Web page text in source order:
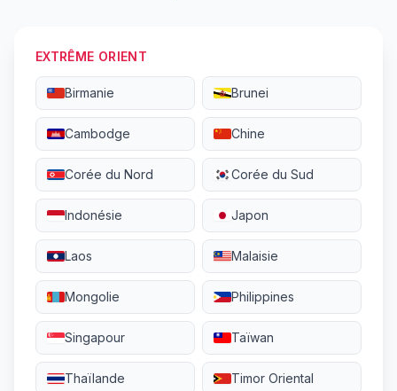
EXTRÊME ORIENT
Birmanie Brunei
Cambodge Chine
Corée du Nord Corée du Sud
Indonésie Japon
Laos Malaisie
Mongolie Philippines
Singapour Taïwan
Thaïlande Timor Oriental